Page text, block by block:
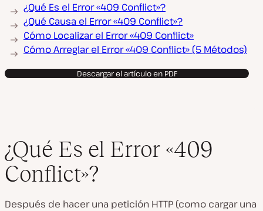
¿Qué Es el Error «409 Conflict»?
¿Qué Causa el Error «409 Conflict»?
Cómo Localizar el Error «409 Conflict»
Cómo Arreglar el Error «409 Conflict» (5 Métodos)
Descargar el artículo en PDF
¿Qué Es el Error «409
Conflict»?
Después de hacer una petición HTTP (como cargar una